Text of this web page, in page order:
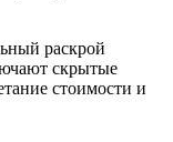
раскрой
скрытые
стоимости и